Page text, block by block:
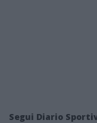
Segui Diario